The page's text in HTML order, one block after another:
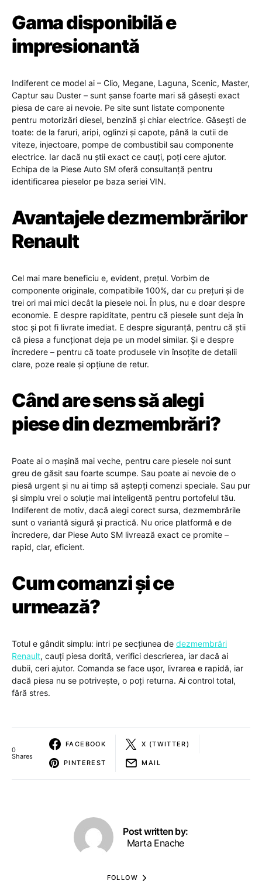
Gama disponibilă e
impresionantă
Indiferent ce model ai – Clio, Megane, Laguna, Scenic, Master,
Captur sau Duster – sunt șanse foarte mari să găsești exact
piesa de care ai nevoie. Pe site sunt listate componente
pentru motorizări diesel, benzină și chiar electrice. Găsești de
toate: de la faruri, aripi, oglinzi și capote, până la cutii de
viteze, injectoare, pompe de combustibil sau componente
electrice. Iar dacă nu știi exact ce cauți, poți cere ajutor.
Echipa de la Piese Auto SM oferă consultanță pentru
identificarea pieselor pe baza seriei VIN.
Avantajele dezmembrărilor
Renault
Cel mai mare beneficiu e, evident, prețul. Vorbim de
componente originale, compatibile 100%, dar cu prețuri și de
trei ori mai mici decât la piesele noi. În plus, nu e doar despre
economie. E despre rapiditate, pentru că piesele sunt deja în
stoc și pot fi livrate imediat. E despre siguranță, pentru că știi
că piesa a funcționat deja pe un model similar. Și e despre
încredere – pentru că toate produsele vin însoțite de detalii
clare, poze reale și opțiune de retur.
Când are sens să alegi
piese din dezmembrări?
Poate ai o mașină mai veche, pentru care piesele noi sunt
greu de găsit sau foarte scumpe. Sau poate ai nevoie de o
piesă urgent și nu ai timp să aștepți comenzi speciale. Sau pur
și simplu vrei o soluție mai inteligentă pentru portofelul tău.
Indiferent de motiv, dacă alegi corect sursa, dezmembrările
sunt o variantă sigură și practică. Nu orice platformă e de
încredere, dar Piese Auto SM livrează exact ce promite –
rapid, clar, eficient.
Cum comanzi și ce
urmează?
Totul e gândit simplu: intri pe secțiunea de dezmembrări
Renault, cauți piesa dorită, verifici descrierea, iar dacă ai
dubii, ceri ajutor. Comanda se face ușor, livrarea e rapidă, iar
dacă piesa nu se potrivește, o poți returna. Ai control total,
fără stres.
0
Shares
FACEBOOK X (TWITTER)
PINTEREST MAIL
Post written by:
Marta Enache
FOLLOW